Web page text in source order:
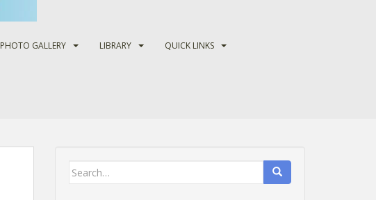
PHOTO GALLERY LIBRARY QUICK LINKS
Search